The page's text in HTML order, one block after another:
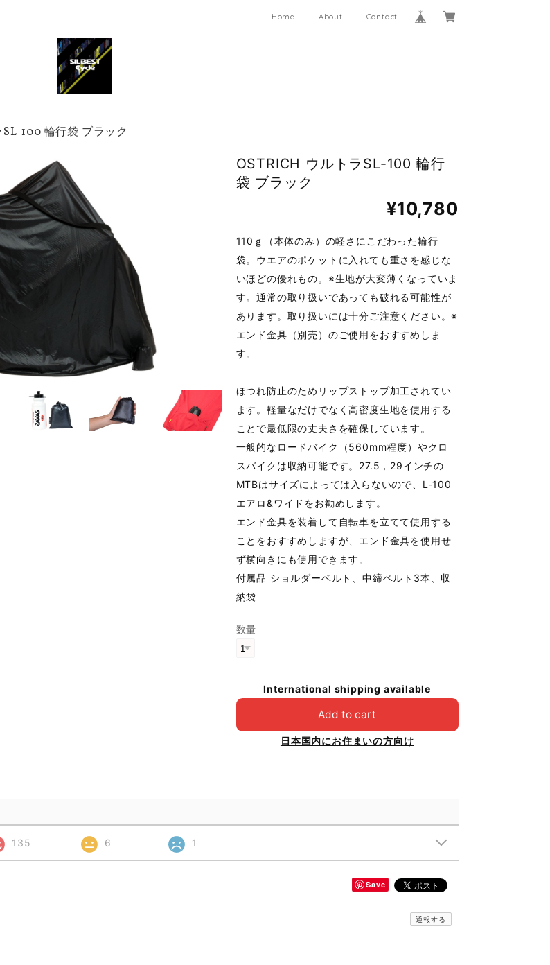
Home About Contact
100 輪行袋 ブラック
OSTRICH ウルトラSL-100 輪行
袋 ブラック
¥10,780
110ｇ（本体のみ）の軽さにこだわった輪行
袋。ウエアのポケットに入れても重さを感じな
いほどの優れもの。※生地が大変薄くなっていま
す。通常の取り扱いであっても破れる可能性が
あります。取り扱いには十分ご注意ください。※
エンド金具（別売）のご使用をおすすめしま
す。
ほつれ防止のためリップストップ加工されてい
ます。軽量なだけでなく高密度生地を使用する
ことで最低限の丈夫さを確保しています。
一般的なロードバイク（560mm程度）やクロ
スバイクは収納可能です。27.5，29インチの
MTBはサイズによっては入らないので、L-100
エアロ&ワイドをお勧めします。
エンド金具を装着して自転車を立てて使用する
ことをおすすめしますが、エンド金具を使用せ
ず横向きにも使用できます。
付属品 ショルダーベルト、中締ベルト3本、収
納袋
数量
International shipping available
Add to cart
日本国内にお住まいの方向け
135 6 1
Save
通報する